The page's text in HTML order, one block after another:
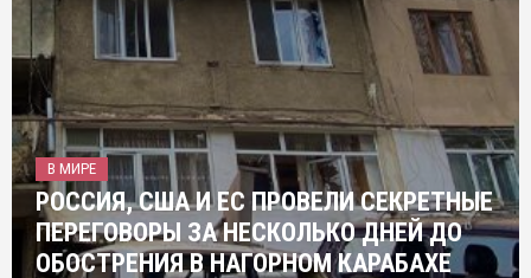
В МИРЕ
РОССИЯ, США И ЕС ПРОВЕЛИ СЕКРЕТНЫЕ
ПЕРЕГОВОРЫ ЗА НЕСКОЛЬКО ДНЕЙ ДО
ОБОСТРЕНИЯ В НАГОРНОМ КАРАБАХЕ